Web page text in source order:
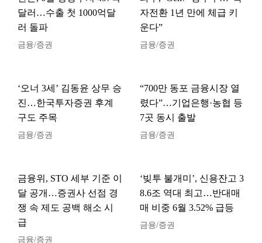
달러…수출 첫 1000억달
러 돌파
금융/증권
자전환 1년 만에 체급 키
운다”
금융/증권
‘오너 3세’ 김동윤 상무 승
진…한국투자증권 후계
구도 주목
금융/증권
“700만 동포 금융시장 열
렸다”…기업은행·농협 등
7곳 동시 출발
금융/증권
금융위, STO 세부 기준 이
달 공개…증권사 선점 경
쟁 속 제도 공백 해소 시
급
금융/증권
‘빚투 불개미’, 신용잔고 3
8.6조 역대 최고…반대매
매 비중 6월 3.52% 급등
금융/증권